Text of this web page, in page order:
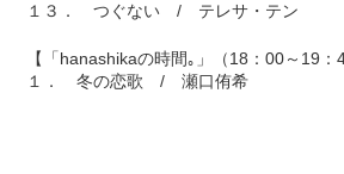
１３． つぐない / テレサ・テン
【「hanashikaの時間｡」（18：00～19：
１． 冬の恋歌 / 瀬口侑希